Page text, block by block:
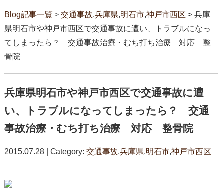
Blog記事一覧 > 交通事故,兵庫県,明石市,神戸市西区 > 兵庫
県明石市や神戸市西区で交通事故に遭い、トラブルになっ
てしまったら？ 交通事故治療・むち打ち治療 対応 整
骨院
兵庫県明石市や神戸市西区で交通事故に遭
い、トラブルになってしまったら？ 交通
事故治療・むち打ち治療 対応 整骨院
2015.07.28 | Category: 交通事故,兵庫県,明石市,神戸市西区